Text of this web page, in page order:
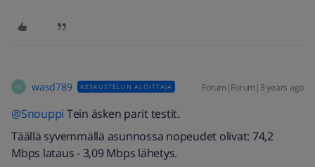
W wasd789 KESKUSTELUN ALOITTAJA Forum|Forum|3 years ago
@Snouppi Tein äsken parit testit.
Täällä syvemmällä asunnossa nopeudet olivat: 74,2
Mbps lataus - 3,09 Mbps lähetys.